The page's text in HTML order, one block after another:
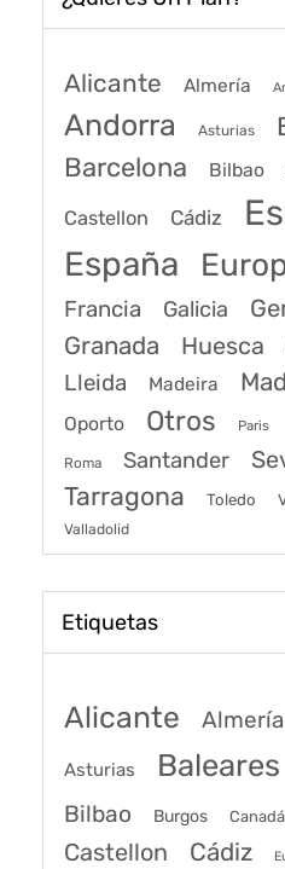
Alicante Almería
Andorra Asturias
Barcelona Bilbao
Castellon Cádiz
España
Francia Galicia
Granada Huesca
Lleida Madeira
Oporto Otros Paris
Roma Santander
Tarragona Toledo
Valladolid
Etiquetas
Alicante Almería
Asturias Baleares
Bilbao Burgos Canadá
Castellon Cádiz